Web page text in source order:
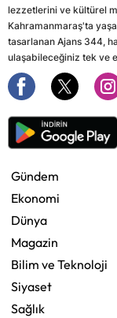
lezzetlerini ve kültürel
Kahramanmaraş'ta
tasarlanan Ajans 344,
ulaşabileceğiniz tek ve
Gündem
Ekonomi
Dünya
Magazin
Bilim ve Teknoloji
Siyaset
Sağlık